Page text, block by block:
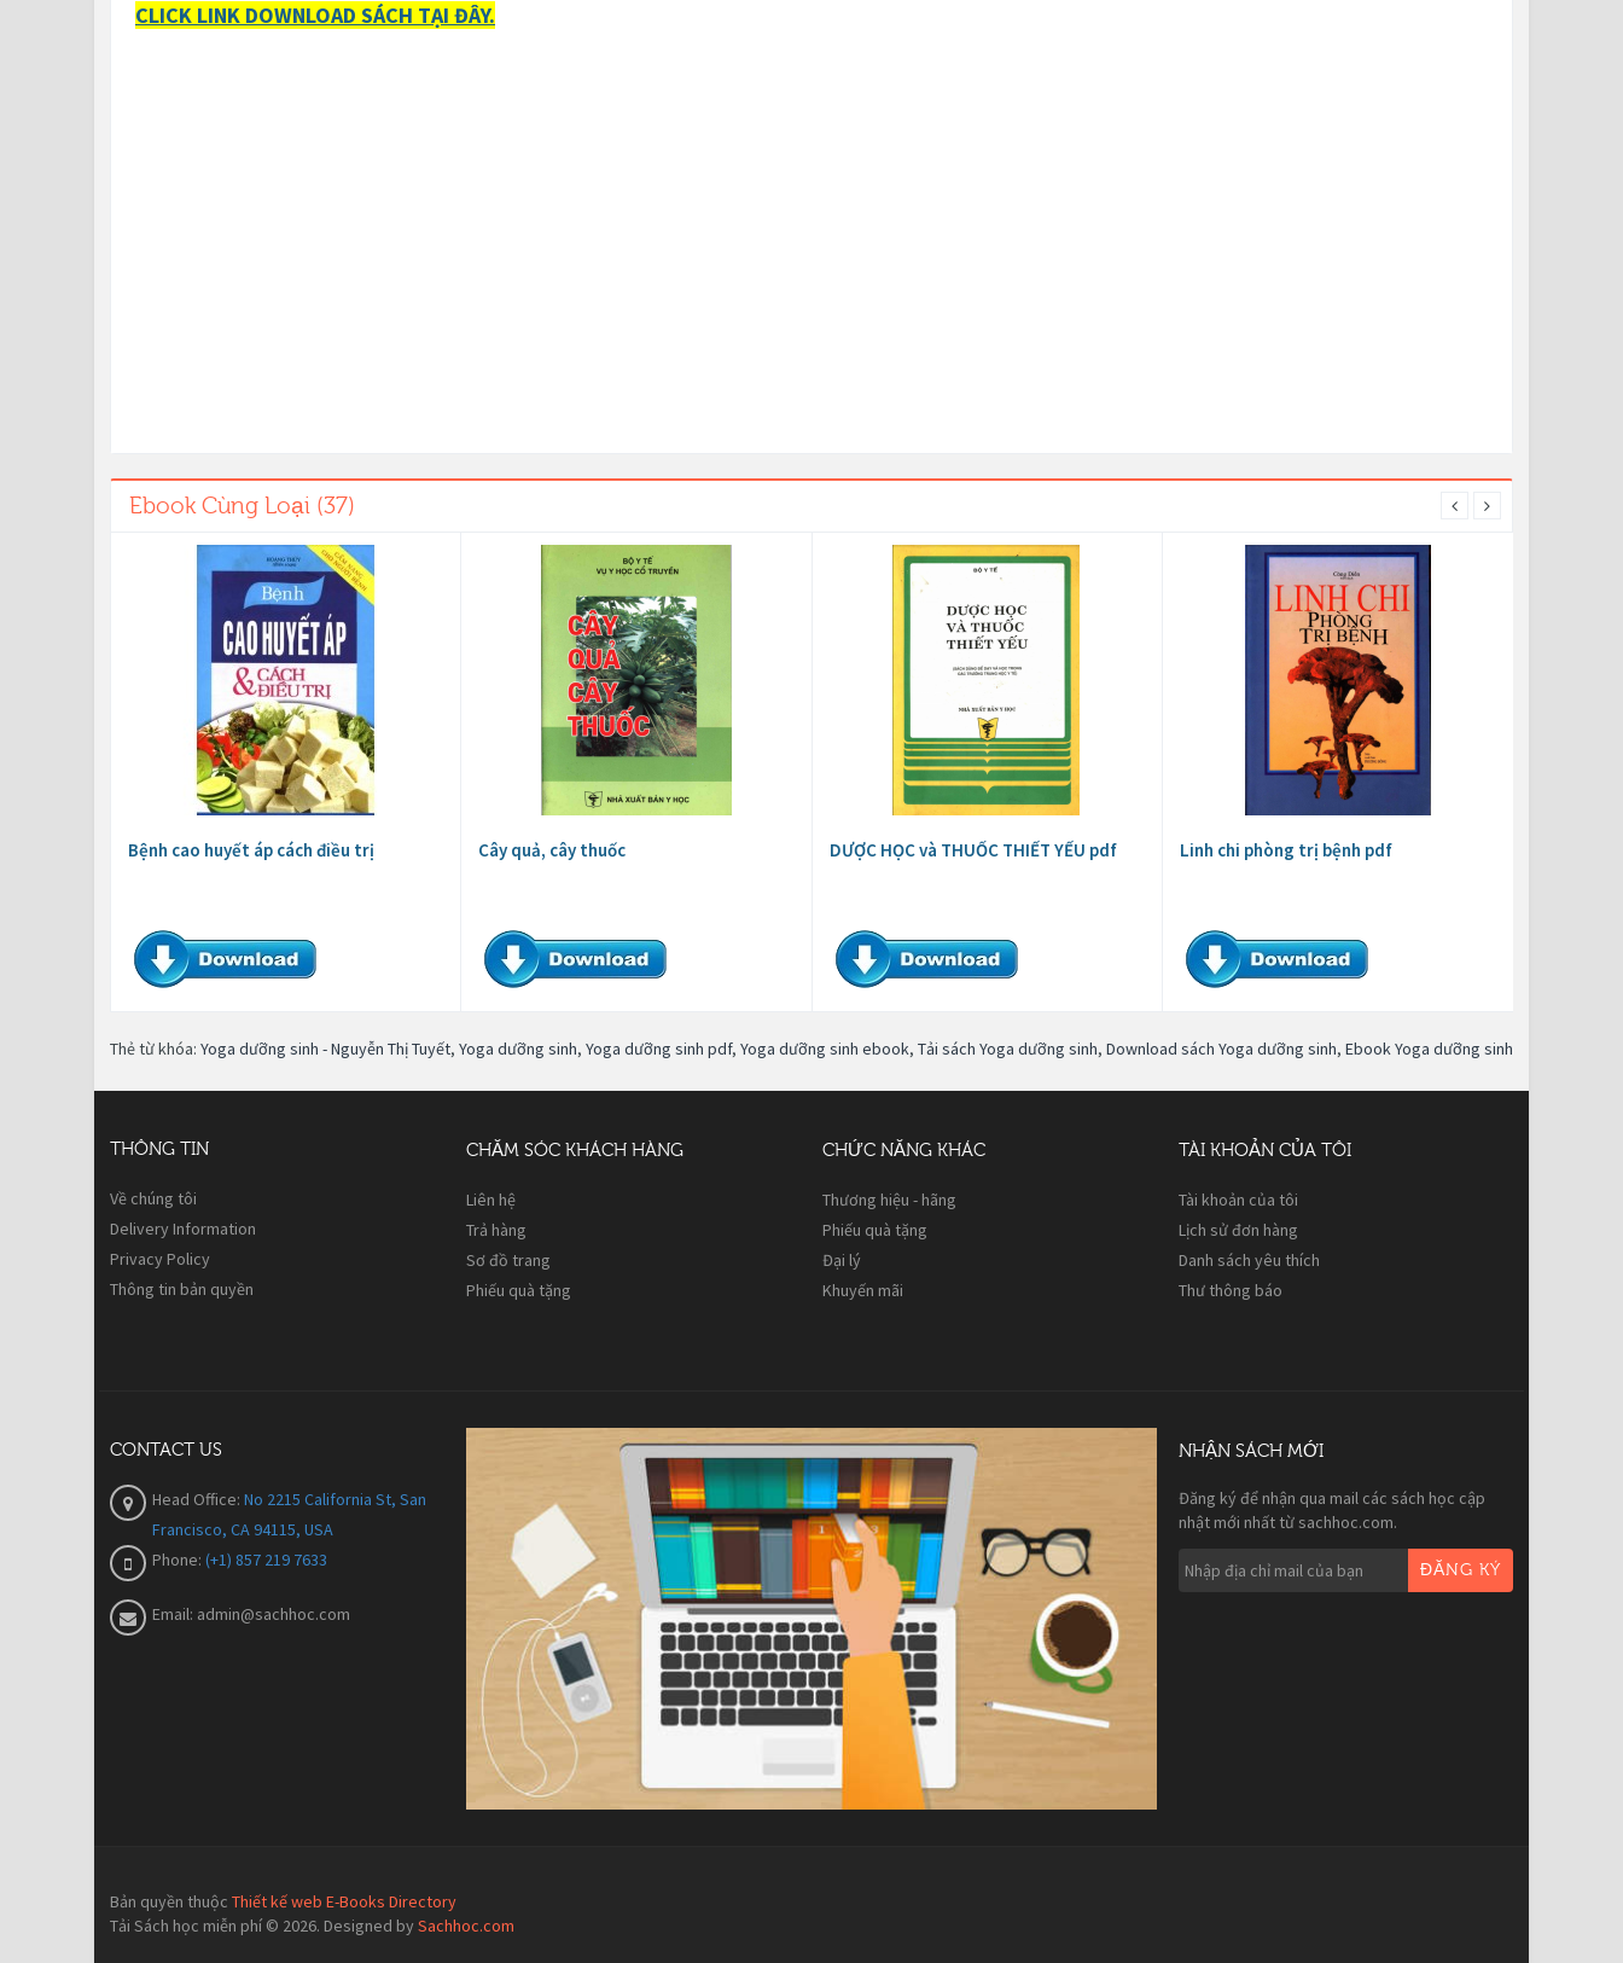
CLICK LINK DOWNLOAD SÁCH TẠI ĐÂY.
Ebook Cùng Loại (37)
Bệnh cao huyết áp cách điều trị Cây quả, cây thuốc DƯỢC HỌC và THUỐC THIẾT YẾU pdf Linh chi phòng trị bệnh pdf
Thẻ từ khóa: Yoga dưỡng sinh - Nguyễn Thị Tuyết, Yoga dưỡng sinh, Yoga dưỡng sinh pdf, Yoga dưỡng sinh ebook, Tải sách Yoga dưỡng sinh, Download sách Yoga dưỡng sinh, Ebook Yoga dưỡng sinh
THÔNG TIN
Về chúng tôi
Delivery Information
Privacy Policy
Thông tin bản quyền
CHĂM SÓC KHÁCH HÀNG
Liên hệ
Trả hàng
Sơ đồ trang
Phiếu quà tặng
CHỨC NĂNG KHÁC
Thương hiệu - hãng
Phiếu quà tặng
Đại lý
Khuyến mãi
TÀI KHOẢN CỦA TÔI
Tài khoản của tôi
Lịch sử đơn hàng
Danh sách yêu thích
Thư thông báo
CONTACT US
Head Office: No 2215 California St, San
Francisco, CA 94115, USA
Phone: (+1) 857 219 7633
Email: admin@sachhoc.com
NHẬN SÁCH MỚI
Đăng ký để nhận qua mail các sách học cập
nhật mới nhất từ sachhoc.com.
ĐĂNG KÝ
Bản quyền thuộc Thiết kế web E-Books Directory
Tải Sách học miễn phí © 2026. Designed by Sachhoc.com